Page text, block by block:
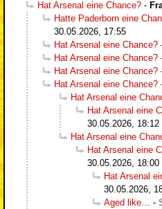
Hat Arsenal eine Chance? -
Hatte Paderborn eine
30.05.2026, 17:55
Hat Arsenal eine Chance?
Hat Arsenal eine Chance?
Hat Arsenal eine Chance?
Hat Arsenal eine Chance?
Hat Arsenal eine
Hat Arsenal eine
30.05.2026, 18:12
Hat Arsenal eine
Hat Arsenal eine
30.05.2026, 18:00
Hat Arsenal
30.05.2026,
Aged like…
-